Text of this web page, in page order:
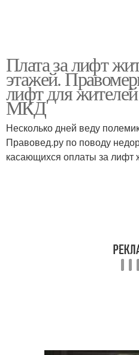
Плата за лифт
этажей.
лифт для
МКД
Несколько дней веду
Правовед.ру по поводу
касающихся оплаты за лифт